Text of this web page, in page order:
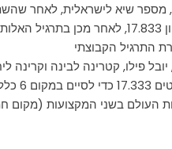
לישראלית, לאחר שהשתתפה בבייג׳ין
התרגיל הקבוצתי
פילו, קטרינה לבינה
העולם בשני המקצועות (מקום